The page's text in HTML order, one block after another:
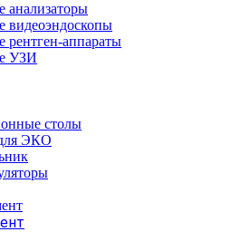
анализаторы
видеоэндоскопы
рентген-аппараты
УЗИ
столы
ЭКО